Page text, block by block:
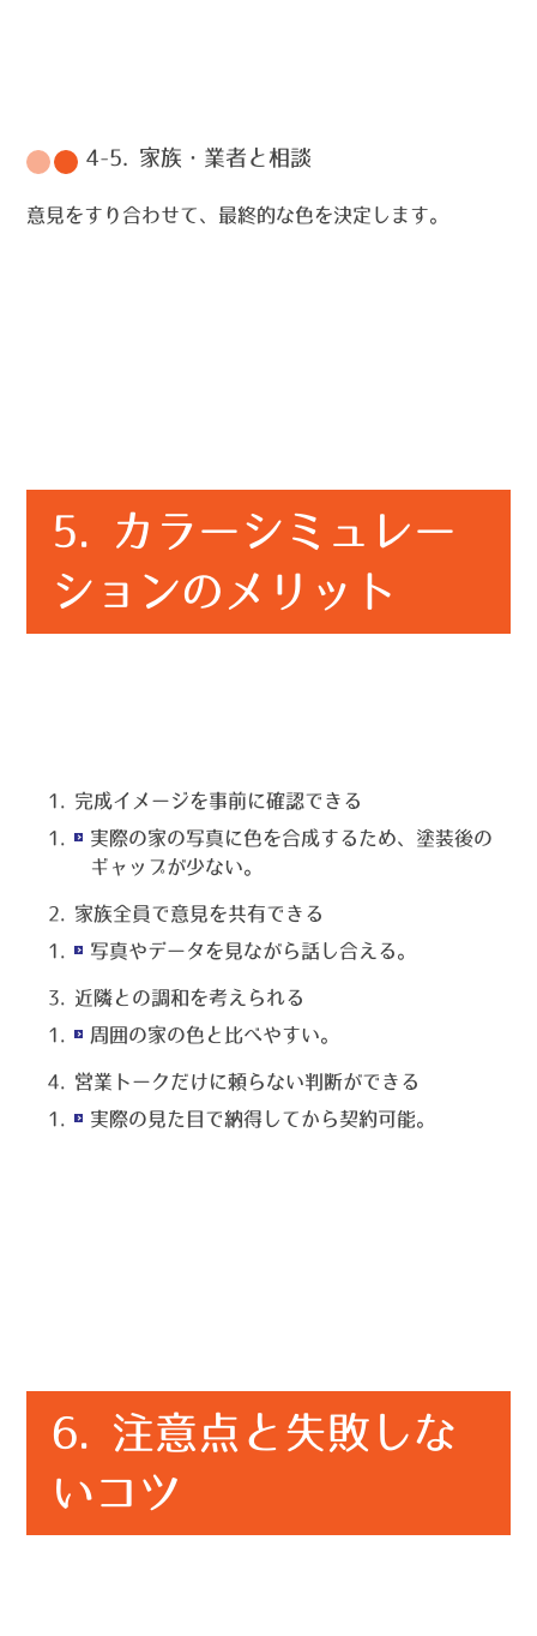
4-5. 家族・業者と相談
意見をすり合わせて、最終的な色を決定します。
5. カラーシミュレー
ションのメリット
完成イメージを事前に確認できる
実際の家の写真に色を合成するため、塗装後の
ギャップが少ない。
家族全員で意見を共有できる
写真やデータを見ながら話し合える。
近隣との調和を考えられる
周囲の家の色と比べやすい。
営業トークだけに頼らない判断ができる
実際の見た目で納得してから契約可能。
6. 注意点と失敗しな
いコツ